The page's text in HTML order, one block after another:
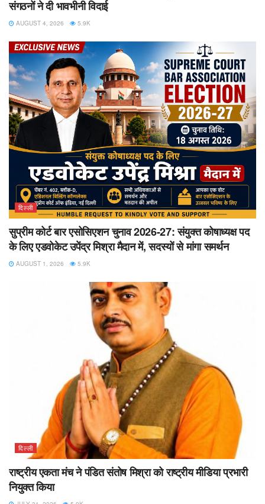
संगठनों ने दी भावभीनी विदाई
AUGUST 4, 2026 5.9K
दिल्ली
सुप्रीम कोर्ट बार एसोसिएशन चुनाव 2026-27: संयुक्त कोषाध्यक्ष पद
के लिए एडवोकेट उपेंद्र मिश्रा मैदान में, सदस्यों से मांगा समर्थन
AUGUST 1, 2026 5.9K
दिल्ली
राष्ट्रीय एकता मंच ने पंडित संतोष मिश्रा को राष्ट्रीय मीडिया प्रभारी
नियुक्त किया